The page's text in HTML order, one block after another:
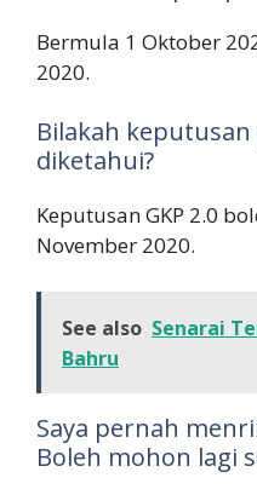
Bermula 1 Oktober
2020.
Bilakah
diketahui?
Keputusan GKP 2.0
November 2020.
See also Senarai
Bahru
Saya pernah
Boleh mohon lagi